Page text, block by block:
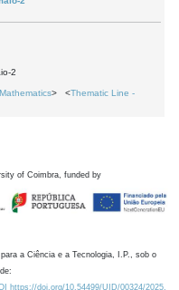
2
> <Thematic Line -
of Coimbra, funded by
a Ciência e a Tecnologia, I.P., sob o
https://doi.org/10.54499/UID/00324/2025.